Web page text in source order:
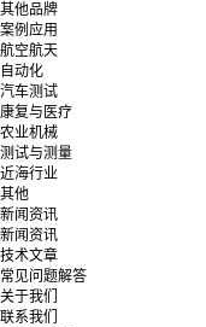
其他品牌
案例应用
航空航天
自动化
汽车测试
康复与医疗
农业机械
测试与测量
近海行业
其他
新闻资讯
新闻资讯
技术文章
常见问题解答
关于我们
联系我们